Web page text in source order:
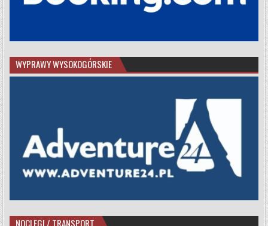
WYPRAWY WYSOKOGÓRSKIE
NOCLEGI / TRANSPORT